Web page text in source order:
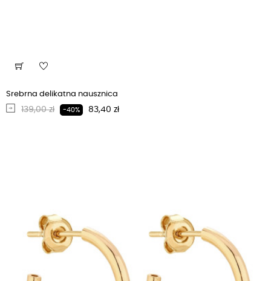
Srebrna delikatna nausznica
Regularna cena
139,00 zł -40% Cena
83,40 zł